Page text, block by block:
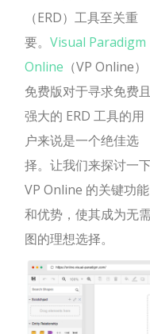
（ERD）工具至关重
要。Visual Paradigm
Online （VP Online）
免费版对于寻求免费且
强大的 ERD 工具的用
户来说是一个绝佳选
择。让我们来探讨一
VP Online 的关键功能
和优势，使其成为无
图的理想选择。